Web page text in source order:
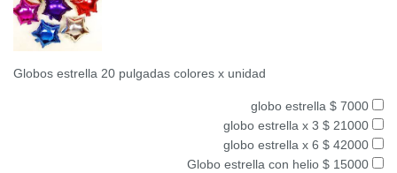
Globos estrella 20 pulgadas colores x unidad
globo estrella $ 7000
globo estrella x 3 $ 21000
globo estrella x 6 $ 42000
Globo estrella con helio $ 15000